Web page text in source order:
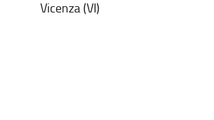
Vicenza (VI)